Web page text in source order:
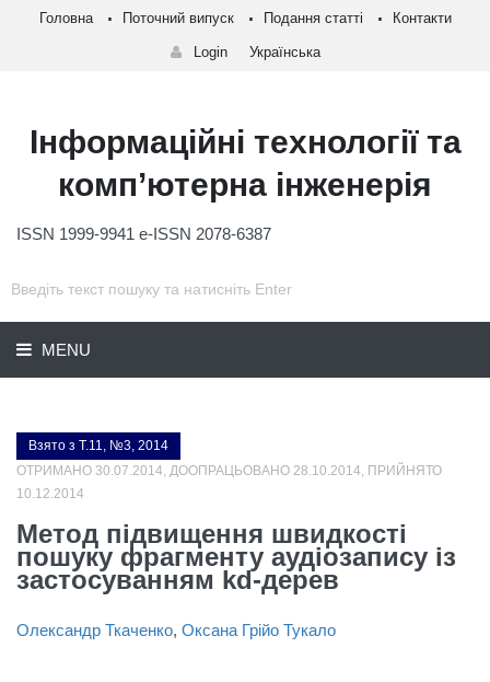
Головна Поточний випуск Подання статті Контакти
Login Українська
Інформаційні технології та
комп’ютерна інженерія
ISSN 1999-9941 e-ISSN 2078-6387
MENU
Взято з Т.11, №3, 2014
ОТРИМАНО 30.07.2014, ДООПРАЦЬОВАНО 28.10.2014, ПРИЙНЯТО
10.12.2014
Метод підвищення швидкості
пошуку фрагменту аудіозапису із
застосуванням kd-дерев
Олександр Ткаченко, Оксана Грійо Тукало